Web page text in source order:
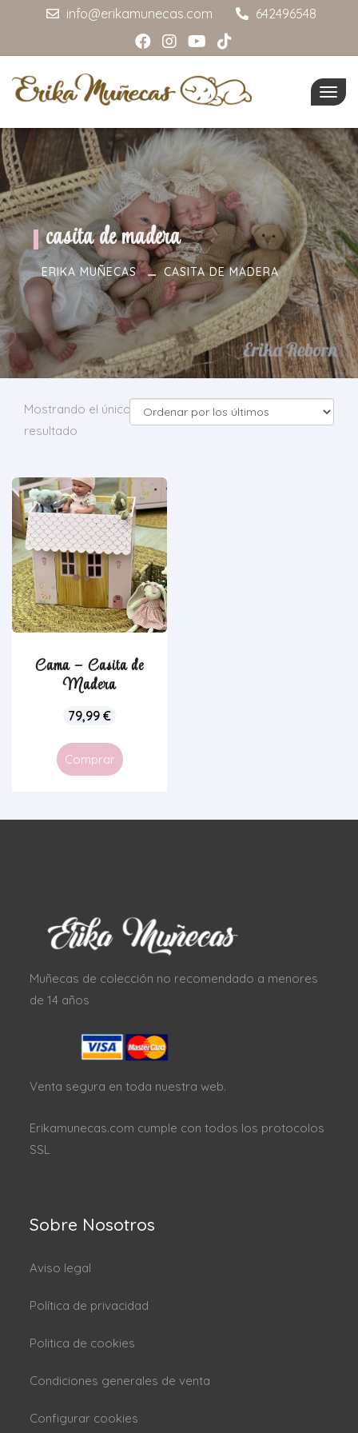
info@erikamunecas.com 642496548
casita de madera
ERIKA MUÑECAS CASITA DE MADERA
Mostrando el único
resultado
Cama – Casita de
Madera
79,99 €
Comprar
Muñecas de colección no recomendado a menores
de 14 años
Venta segura en toda nuestra web.
Erikamunecas.com cumple con todos los protocolos
SSL
Sobre Nosotros
Aviso legal
Política de privacidad
Politica de cookies
Condiciones generales de venta
Configurar cookies